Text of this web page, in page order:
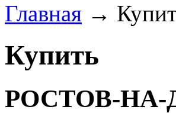
Главная →
Купить
РОСТОВ-